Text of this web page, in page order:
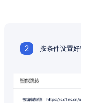
2 按条件设置好智